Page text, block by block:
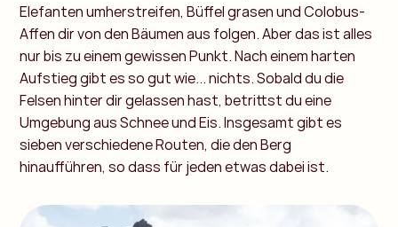
Elefanten umherstreifen, Büffel grasen und Colobus-
Affen dir von den Bäumen aus folgen. Aber das ist alles
nur bis zu einem gewissen Punkt. Nach einem harten
Aufstieg gibt es so gut wie... nichts. Sobald du die
Felsen hinter dir gelassen hast, betrittst du eine
Umgebung aus Schnee und Eis. Insgesamt gibt es
sieben verschiedene Routen, die den Berg
hinaufführen, so dass für jeden etwas dabei ist.